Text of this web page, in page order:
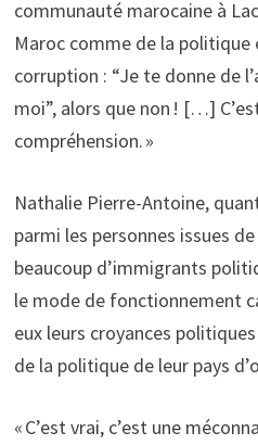
communauté marocaine à
Maroc comme de la politique
corruption : “Je te donne de
moi”, alors que non ! […]
compréhension. »
Nathalie Pierre-Antoine,
parmi les personnes issues
beaucoup d’immigrants
le mode de fonctionnement
eux leurs croyances
de la politique de leur pays
« C’est vrai, c’est une